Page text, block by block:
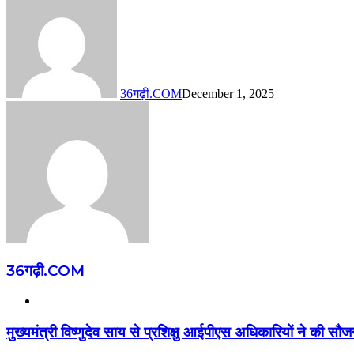
36गढ़ी.COMDecember 1, 2025
36गढ़ी.COM
मुख्यमंत्री विष्णुदेव साय से प्रशिक्षु आईपीएस अधिकारियों ने की